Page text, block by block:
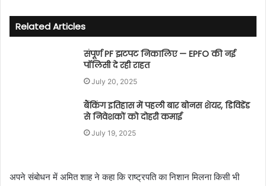
l
Related Articles
संपूर्ण PF झटपट निकालिए — EPFO की नई
पॉलिसी दे रही राहत
July 20, 2025
बैंकिंग इतिहास में पहली बार बोनस शेयर, डिविडेंड
से निवेशकों को दोहरी कमाई
July 19, 2025
अपने संबोधन में अमित शाह ने कहा कि राष्ट्रपति का निशान मिलना किसी भी